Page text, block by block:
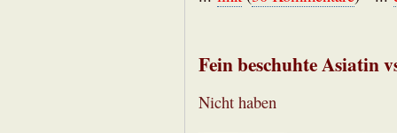
Fein beschuhte Asiatin
Nicht haben